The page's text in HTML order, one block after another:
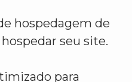
hospedagem de
seu site.
para